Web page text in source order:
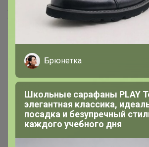
Хиты продаж
93,74р 163,4р
Брюнетка
Школьные сарафаны PLAY
элегантная классика,
посадка и безупречный
каждого учебного дня